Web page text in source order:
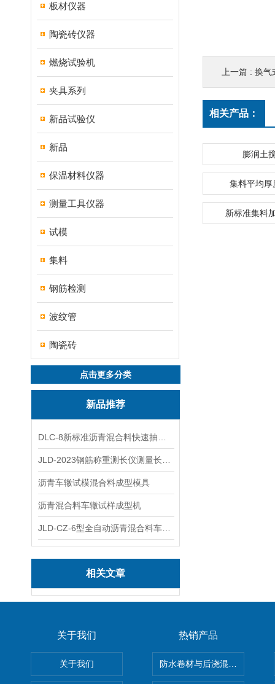
板材仪器
陶瓷砖仪器
燃烧试验机
夹具系列
新品试验仪
新品
保温材料仪器
测量工具仪器
试模
集料
钢筋检测
波纹管
陶瓷砖
点击更多分类
新品推荐
沥青车辙试模混合料成型模具
沥青混合料车辙试样成型机
相关文章
上一篇 : 换气
相关产品：
膨润土
集料平均厚
新标准集料
关于我们
关于我们
热销产品
防水卷材与后浇混凝土剥离强